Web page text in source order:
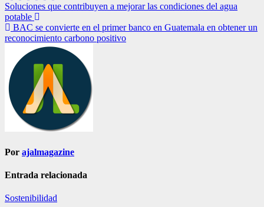
Navegación
de
entradas
Soluciones que contribuyen a mejorar las condiciones del agua
potable
BAC se convierte en el primer banco en Guatemala en obtener un
reconocimiento carbono positivo
Por ajalmagazine
Entrada relacionada
Sostenibilidad